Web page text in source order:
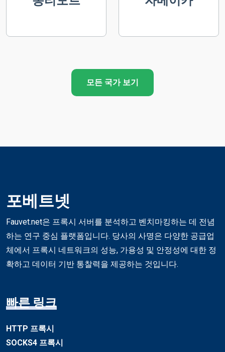
모든 국가 보기
포베트넷
Fauvet.net은 프록시 서버를 분석하고 벤치마킹하는 데 전념
하는 연구 중심 플랫폼입니다. 당사의 사명은 다양한 공급업
체에서 프록시 네트워크의 성능, 가용성 및 안정성에 대한 정
확하고 데이터 기반 통찰력을 제공하는 것입니다.
빠른 링크
HTTP 프록시
SOCKS4 프록시